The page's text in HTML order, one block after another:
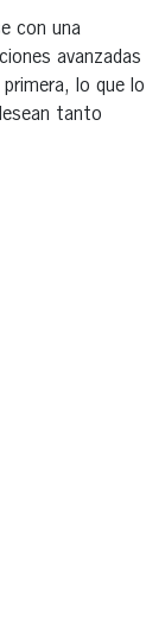
con una
avanzadas
lo que lo
tanto